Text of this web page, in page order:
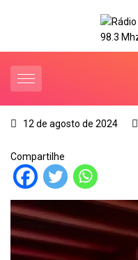
12 de agosto de 2024
Compartilhe